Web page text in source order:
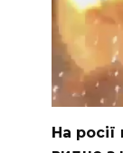
На